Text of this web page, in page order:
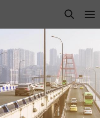
open